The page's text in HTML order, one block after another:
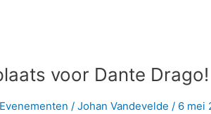
voor Dante Drago!
Evenementen / Johan Vandevelde / 6 mei